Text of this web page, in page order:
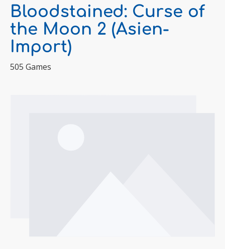
Bloodstained: Curse of
the Moon 2 (Asien-
Import)
505 Games